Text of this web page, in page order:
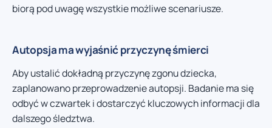
biorą pod uwagę wszystkie możliwe scenariusze.
Autopsja ma wyjaśnić przyczynę śmierci
Aby ustalić dokładną przyczynę zgonu dziecka,
zaplanowano przeprowadzenie autopsji. Badanie ma się
odbyć w czwartek i dostarczyć kluczowych informacji dla
dalszego śledztwa.